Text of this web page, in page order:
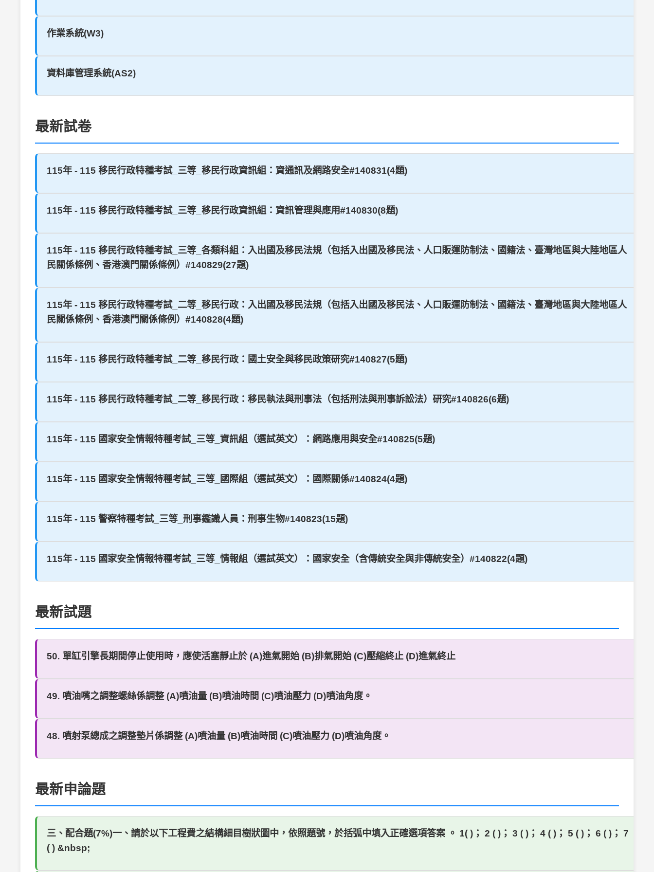
作業系統(W3)
資料庫管理系統(AS2)
最新試卷
115年 - 115 移民行政特種考試_三等_移民行政資訊組：資通訊及網路安全#140831(4題)
115年 - 115 移民行政特種考試_三等_移民行政資訊組：資訊管理與應用#140830(8題)
115年 - 115 移民行政特種考試_三等_各類科組：入出國及移民法規（包括入出國及移民法、人口販運防制法、國籍法、臺灣地區與大陸地區人
民關係條例、香港澳門關係條例）#140829(27題)
115年 - 115 移民行政特種考試_二等_移民行政：入出國及移民法規（包括入出國及移民法、人口販運防制法、國籍法、臺灣地區與大陸地區人
民關係條例、香港澳門關係條例）#140828(4題)
115年 - 115 移民行政特種考試_二等_移民行政：國土安全與移民政策研究#140827(5題)
115年 - 115 移民行政特種考試_二等_移民行政：移民執法與刑事法（包括刑法與刑事訴訟法）研究#140826(6題)
115年 - 115 國家安全情報特種考試_三等_資訊組（選試英文）：網路應用與安全#140825(5題)
115年 - 115 國家安全情報特種考試_三等_國際組（選試英文）：國際關係#140824(4題)
115年 - 115 警察特種考試_三等_刑事鑑識人員：刑事生物#140823(15題)
115年 - 115 國家安全情報特種考試_三等_情報組（選試英文）：國家安全（含傳統安全與非傳統安全）#140822(4題)
最新試題
50. 單缸引擎長期間停止使用時，應使活塞靜止於 (A)進氣開始 (B)排氣開始 (C)壓縮終止 (D)進氣終止
49. 噴油嘴之調整螺絲係調整 (A)噴油量 (B)噴油時間 (C)噴油壓力 (D)噴油角度。
48. 噴射泵總成之調整墊片係調整 (A)噴油量 (B)噴油時間 (C)噴油壓力 (D)噴油角度。
最新申論題
三、配合題(7%)一、請於以下工程費之結構細目樹狀圖中，依照題號，於括弧中填入正確選項答案 。 1( )； 2 ( )； 3 ( )； 4 ( )； 5 ( )； 6 ( )； 7
( ) &nbsp;